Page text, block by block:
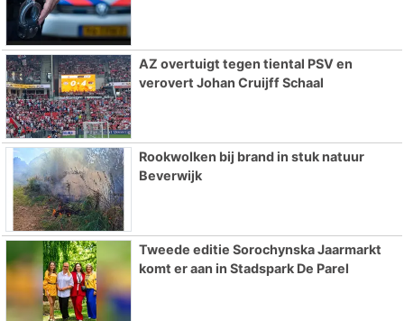
AZ overtuigt tegen tiental PSV en
verovert Johan Cruijff Schaal
Rookwolken bij brand in stuk natuur
Beverwijk
Tweede editie Sorochynska Jaarmarkt
komt er aan in Stadspark De Parel